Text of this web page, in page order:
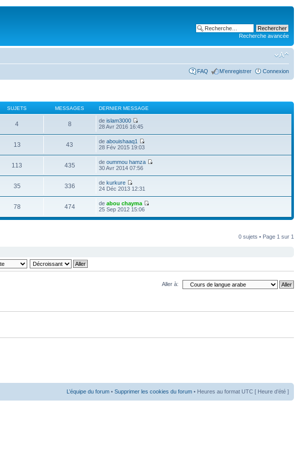
Recherche avancée
FAQ M’enregistrer Connexion
SUJETS MESSAGES DERNIER MESSAGE
4 8 deislam3000
28 Avr 2016 16:45
13 43 deabouishaaq1
28 Fév 2015 19:03
113 435 deoummou hamza
30 Avr 2014 07:56
35 336 dekurkure
24 Déc 2013 12:31
78 474 deabou chayma
25 Sep 2012 15:06
0 sujets • Page 1 sur 1
Aller à:
L’équipe du forum • Supprimer les cookies du forum • Heures au format UTC [ Heure d’été ]